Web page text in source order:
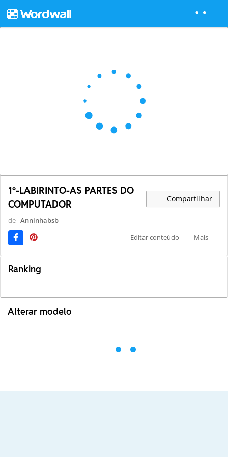
1º-LABIRINTO-AS PARTES DO
COMPUTADOR
Compartilhar
de Anninhabsb
Editar conteúdo
Mais
Ranking
Alterar modelo